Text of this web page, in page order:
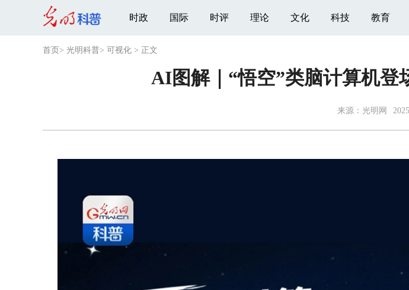
时政 国际 时评 理论 文化 科技 教育
首页 > 光明科普> 可视化 > 正文
AI图解｜“悟空”类脑计算机登
来源： 光明网